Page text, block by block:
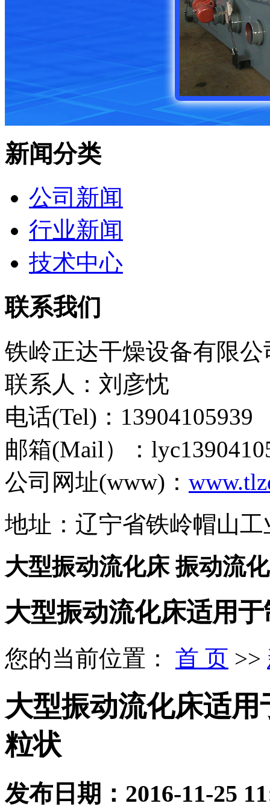
新闻分类
公司新闻
行业新闻
技术中心
联系我们
铁岭正达干燥设备有限公
联系人：刘彦忱
电话(Tel)：13904105939
邮箱(Mail）：
公司网址(www)：
地址：辽宁省铁岭帽山工
大型振动流化床 振动流
大型振动流化床适用
您的当前位置： 首 页 >>
大型振动流化床适
粒状
发布日期： 2016-11-25